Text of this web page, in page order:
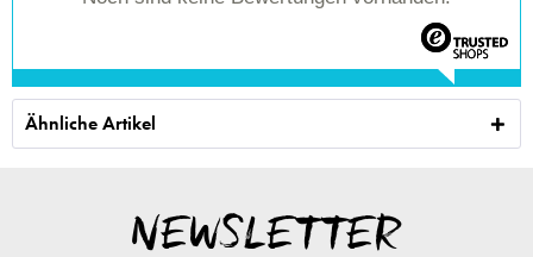
Ähnliche Artikel
NEWSLETTER